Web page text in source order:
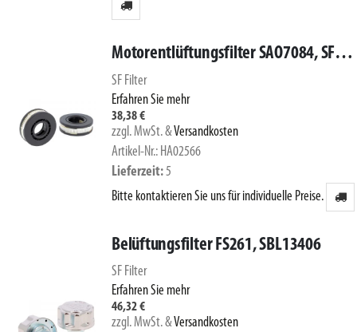
Motorentlüftungsfilter SAO7084, SF93056
SF Filter
Erfahren Sie mehr
38,38 €
zzgl. MwSt.&Versandkosten
Artikel-Nr.: HA02566
Lieferzeit 5
Bitte kontaktieren Sie uns für individuelle Preise.
Belüftungsfilter FS261, SBL13406
SF Filter
Erfahren Sie mehr
46,32 €
zzgl. MwSt.&Versandkosten